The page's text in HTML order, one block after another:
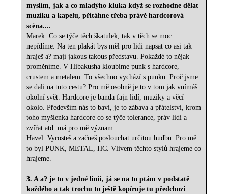
myslím, jak a co mladýho kluka když se rozhodne dělat
muziku a kapelu, přitáhne třeba právě hardcorová
scéna....
Marek: Co se týče těch škatulek, tak v těch se moc
nepídíme. Na ten plakát bys měl pro lidi napsat co asi tak
hraješ a? mají jakous takous představu. Pokaždé to nějak
proměníme. V Hibakusha kloubíme punk s hardcore,
crustem a metalem. To všechno vychází s punku. Proč jsme
se dali na tuto cestu? Pro mě osobně je to v tom jak vnímáš
okolní svět. Hardcore je banda fajn lidí, muziky a věcí
okolo. Především nás to baví, je to zábava a přátelství, krom
toho myšlenka hardcore co se týče tolerance, práv lidí a
zvířat atd. má pro mě význam.
Havel: Vyrosteš a začneš poslouchat určitou hudbu. Pro mě
to byl PUNK, METAL, HC. Vlivem těchto stylů hrajeme co
hrajeme.
3. A a? je to v jedné linii, já se na to ptám v podstatě
každého a tak trochu to ještě kopíruje tu předchozí